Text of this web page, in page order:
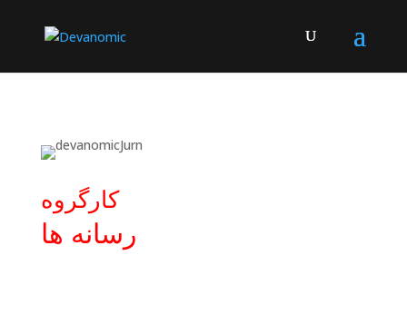
کارگروه
رسانه ها